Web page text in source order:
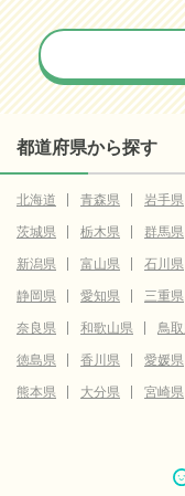
都道府県から探す
北海道 青森県 岩手県
茨城県
栃木県 群馬県
新潟県
富山県 石川県
静岡県
愛知県 三重県
奈良県
和歌山県 鳥
徳島県
香川県 愛媛県
熊本県
大分県 宮崎県